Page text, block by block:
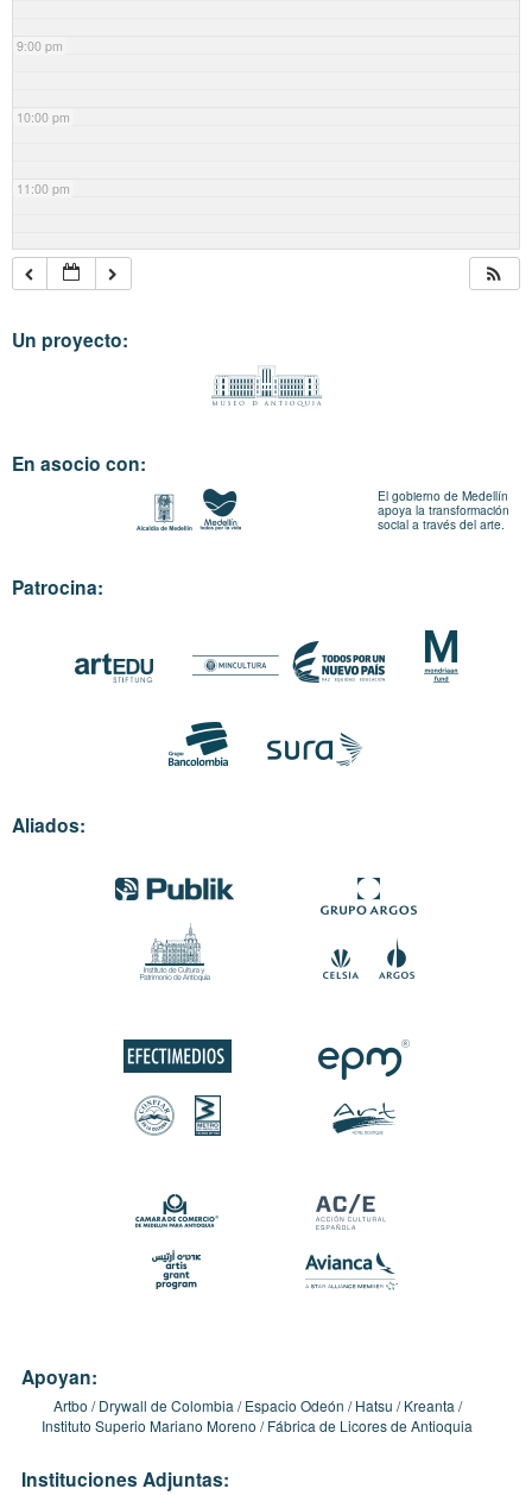
9:00 pm
10:00 pm
11:00 pm
Un proyecto:
En asocio con:
El gobierno de Medellín
apoya la transformación
social a través del arte.
Patrocina:
Aliados:
Apoyan:
Artbo Drywall de Colombia Espacio Odeón Hatsu
Kreanta
Instituto Superio Mariano Moreno
Fábrica de Licores de Antioquia
Instituciones Adjuntas: